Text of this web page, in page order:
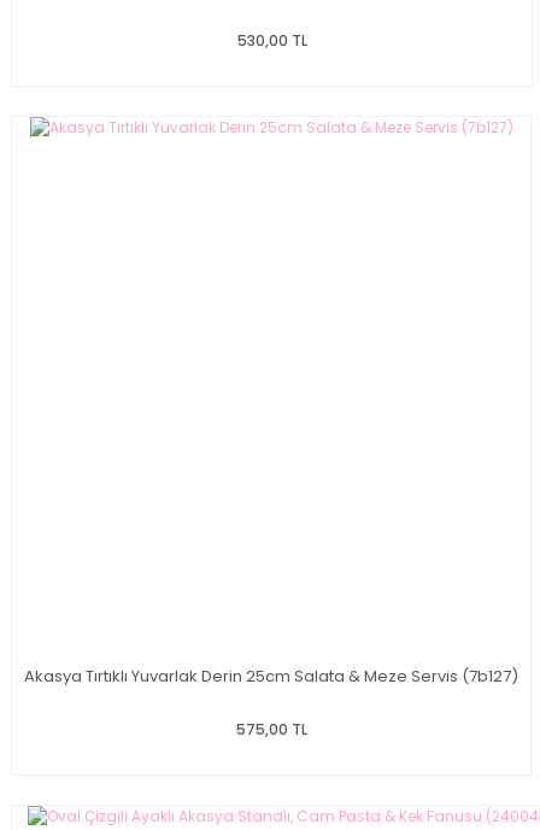
530,00 TL
Akasya Tırtıklı Yuvarlak Derin 25cm Salata & Meze Servis (7b127)
575,00 TL